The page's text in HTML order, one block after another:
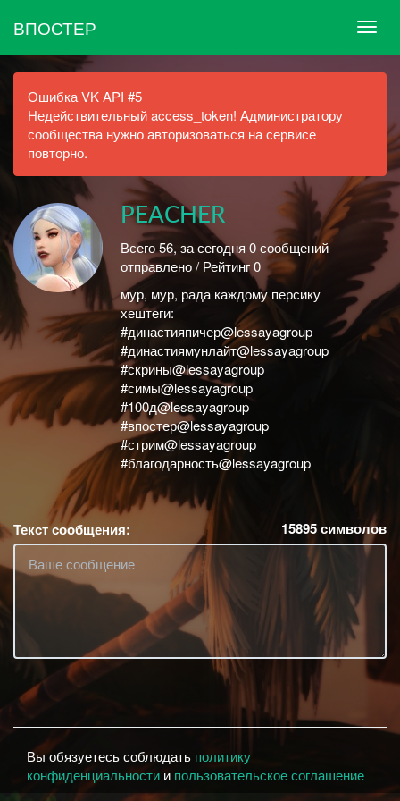
ВПОСТЕР
Ошибка VK API #5
Недействительный access_token! Администратору
сообщества нужно авторизоваться на сервисе
повторно.
PEACHER
Всего 56, за сегодня 0 сообщений
отправлено / Рейтинг 0
мур, мур, рада каждому персику
хештеги:
#династияпичер@lessayagroup
#династиямунлайт@lessayagroup
#скрины@lessayagroup
#симы@lessayagroup
#100д@lessayagroup
#впостер@lessayagroup
#стрим@lessayagroup
#благодарность@lessayagroup
Текст сообщения: 15895символов
Вы обязуетесь соблюдать политику
конфиденциальности и пользовательское соглашение